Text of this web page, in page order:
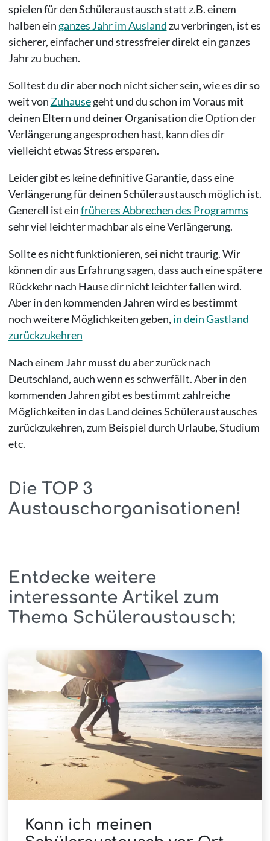
spielen für den Schüleraustausch statt z.B. einem
halben ein ganzes Jahr im Ausland zu verbringen, ist es
sicherer, einfacher und stressfreier direkt ein ganzes
Jahr zu buchen.
Solltest du dir aber noch nicht sicher sein, wie es dir so
weit von Zuhausegeht und du schon im Voraus mit
deinen Eltern und deiner Organisation die Option der
Verlängerung angesprochen hast, kann dies dir
vielleicht etwas Stress ersparen.
Leider gibt es keine definitive Garantie, dass eine
Verlängerung für deinen Schüleraustausch möglich ist.
Generell ist einfrüheres Abbrechen des Programms
sehr viel leichter machbar als eine Verlängerung.
Sollte es nicht funktionieren, sei nicht traurig. Wir
können dir aus Erfahrung sagen, dass auch eine spätere
Rückkehr nach Hause dir nicht leichter fallen wird.
Aber in den kommenden Jahren wird es bestimmt
noch weitere Möglichkeiten geben, in dein Gastland
zurückzukehren
Nach einem Jahr musst du aber zurück nach
Deutschland, auch wenn es schwerfällt. Aber in den
kommenden Jahren gibt es bestimmt zahlreiche
Möglichkeiten in das Land deines Schüleraustausches
zurückzukehren, zum Beispiel durch Urlaube, Studium
etc.
Die TOP 3
Austauschorganisationen!
Entdecke weitere
interessante Artikel zum
Thema Schüleraustausch:
Kann ich meinen